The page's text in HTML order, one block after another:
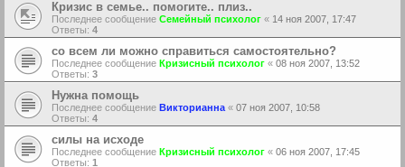
Кризис в семье.. помогите.. плиз..
Последнее сообщение Семейный психолог « 14 ноя 2007, 17:47
Ответы: 4
со всем ли можно справиться самостоятельно?
Последнее сообщение Кризисный психолог « 08 ноя 2007, 13:52
Ответы: 3
Нужна помощь
Последнее сообщение Викторианна « 07 ноя 2007, 10:58
Ответы: 4
силы на исходе
Последнее сообщение Кризисный психолог « 06 ноя 2007, 17:45
Ответы: 1